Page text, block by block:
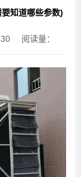
知道哪些参数)
阅读量：